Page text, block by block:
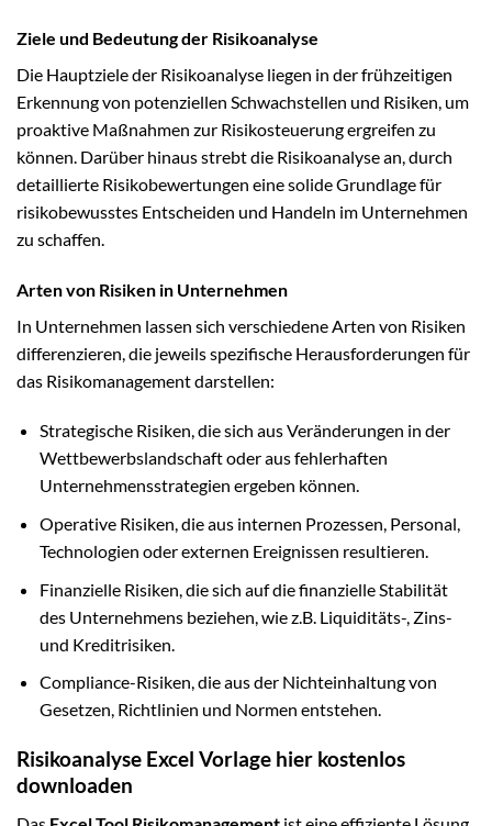
Ziele und Bedeutung der Risikoanalyse
Die Hauptziele der Risikoanalyse liegen in der frühzeitigen
Erkennung von potenziellen Schwachstellen und Risiken, um
proaktive Maßnahmen zur Risikosteuerung ergreifen zu
können. Darüber hinaus strebt die Risikoanalyse an, durch
detaillierte Risikobewertungen eine solide Grundlage für
risikobewusstes Entscheiden und Handeln im Unternehmen
zu schaffen.
Arten von Risiken in Unternehmen
In Unternehmen lassen sich verschiedene Arten von Risiken
differenzieren, die jeweils spezifische Herausforderungen für
das Risikomanagement darstellen:
Strategische Risiken, die sich aus Veränderungen in der
Wettbewerbslandschaft oder aus fehlerhaften
Unternehmensstrategien ergeben können.
Operative Risiken, die aus internen Prozessen, Personal,
Technologien oder externen Ereignissen resultieren.
Finanzielle Risiken, die sich auf die finanzielle Stabilität
des Unternehmens beziehen, wie z.B. Liquiditäts-, Zins-
und Kreditrisiken.
Compliance-Risiken, die aus der Nichteinhaltung von
Gesetzen, Richtlinien und Normen entstehen.
Risikoanalyse Excel Vorlage hier kostenlos
downloaden